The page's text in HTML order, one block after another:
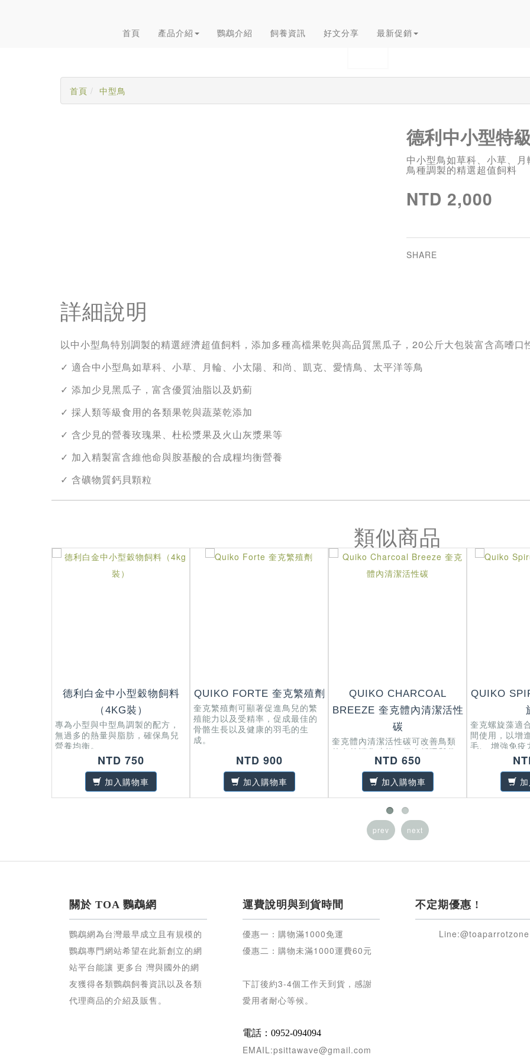
首頁 產品介紹 鸚鵡介紹 飼養資訊 好文分享 最新促銷
首頁 中型鳥
德利中小型特
中小型鳥如草科、小草、
鳥種調製的精選超值飼料
NTD 2,000
SHARE
詳細說明
以中小型鳥特別調製的精選經濟超值飼料，添加多種高檔果乾與高品質黑瓜子，20公斤大包裝富含高嗜口
✓ 適合中小型鳥如草科、小草、月輪、小太陽、和尚、凱克、愛情鳥、太平洋等鳥
✓ 添加少見黑瓜子，富含優質油脂以及奶薊
✓ 採人類等級食用的各類果乾與蔬菜乾添加
✓ 含少見的營養玫瑰果、杜松漿果及火山灰漿果等
✓ 加入精製富含維他命與胺基酸的合成糧均衡營養
✓ 含礦物質鈣貝顆粒
類似商品
德利白金中小型穀物飼料
（4KG裝）
專為小型與中型鳥調製的配方，
無過多的熱量與脂肪，確保鳥兒
營養均衡。
NTD 750
加入購物車
QUIKO FORTE 奎克繁殖劑
奎克繁殖劑可顯著促進鳥兒的繁
殖能力以及受精率，促成最佳的
骨骼生長以及健康的羽毛的生
成。
NTD 900
加入購物車
QUIKO CHARCOAL
BREEZE 奎克體內清潔活性
碳
奎克體內清潔活性碳可改善鳥類
的自然消化功能、促進循環與代
謝及清除毒素 。NTD 650
加入購物車
QUIKO
奎克螺旋藻適
間使用，以增
毛、 增強免疫
prev next
關於 TOA 鸚鵡網
鸚鵡網為台灣最早成立且有規模的
鸚鵡專門網站希望在此新創立的網
站平台能讓 更多台 灣與國外的網
友獲得各類鸚鵡飼養資訊以及各類
代理商品的介紹及販售。
運費說明與到貨時間
優惠一：購物滿1000免運
優惠二：購物未滿1000運費60元
下訂後約3-4個工作天到貨，感謝
愛用者耐心等候。
電話：0952-094094
EMAIL:psittawave@gmail.com
不定期優惠 !
Line:@toaparrotzone